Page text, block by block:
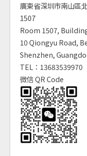
廣東省深圳市南山區
1507
Room 1507,
10 Qiongyu Road,
Shenzhen,
TEL：13683539970
微信 QR Code